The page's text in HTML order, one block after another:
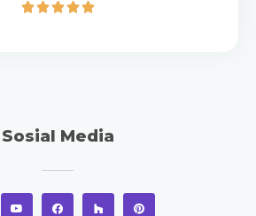

Sosial Media